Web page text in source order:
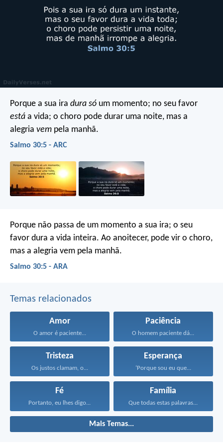
Porque a sua ira dura só um momento; no seu favor
está a vida; o choro pode durar uma noite, mas a
alegria vem pela manhã.
Salmo 30:5 - ARC
Porque não passa de um momento a sua ira; o seu
favor dura a vida inteira. Ao anoitecer, pode vir o choro,
mas a alegria vem pela manhã.
Salmo 30:5 - ARA
Temas relacionados
Amor
O amor é paciente...
Paciência
O homem paciente dá...
Tristeza
Os justos clamam, o...
Esperança
‘Porque sou eu que...
Fé
Portanto, eu lhes digo...
Família
Que todas estas palavras...
Mais Temas...